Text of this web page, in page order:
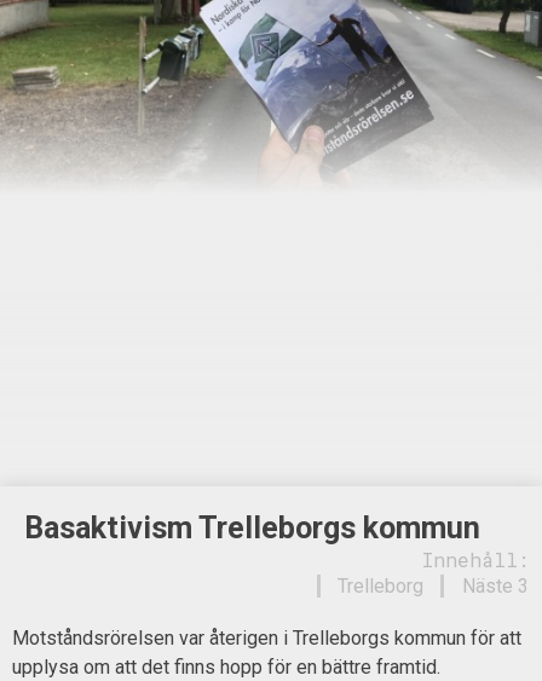
Basaktivism Trelleborgs kommun
Innehåll:
Näste 3
Trelleborg
Motståndsrörelsen var återigen i Trelleborgs kommun för att
upplysa om att det finns hopp för en bättre framtid.